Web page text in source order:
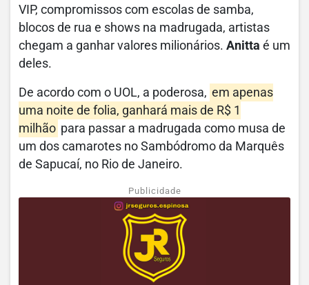
VIP, compromissos com escolas de samba,
blocos de rua e shows na madrugada, artistas
chegam a ganhar valores milionários. Anitta é um
deles.
De acordo com o UOL, a poderosa, em apenas
uma noite de folia, ganhará mais de R$ 1
milhão para passar a madrugada como musa de
um dos camarotes no Sambódromo da Marquês
de Sapucaí, no Rio de Janeiro.
Publicidade